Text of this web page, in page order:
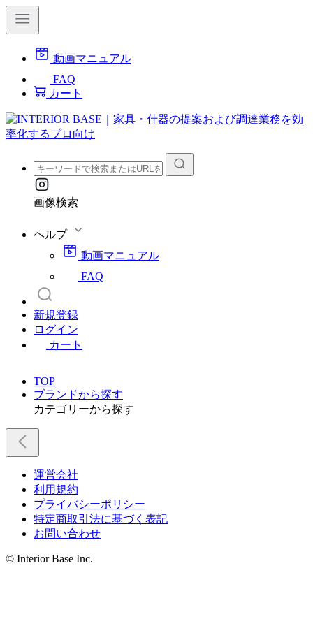
動画マニュアル
FAQ
カート
画像検索
ヘルプ
動画マニュアル
FAQ
新規登録
ログイン
カート
TOP
ブランドから探す
カテゴリーから探す
運営会社
利用規約
プライバシーポリシー
特定商取引法に基づく表記
お問い合わせ
© Interior Base Inc.